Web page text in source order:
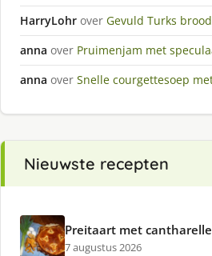
HarryLohr over Gevuld Turks brood
anna over Pruimenjam met
anna over Snelle courgettesoep
Nieuwste recepten
Preitaart met
7 augustus 2026